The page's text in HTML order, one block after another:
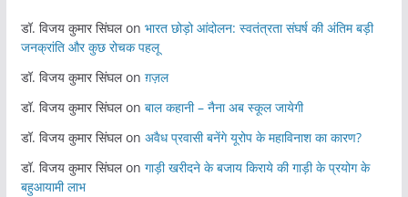
डॉ. विजय कुमार सिंघलon भारत छोड़ो आंदोलन: स्वतंत्रता संघर्ष की अंतिम बड़ी
जनक्रांति और कुछ रोचक पहलू
डॉ. विजय कुमार सिंघलon ग़ज़ल
डॉ. विजय कुमार सिंघलon बाल कहानी – नैना अब स्कूल जायेगी
डॉ. विजय कुमार सिंघलon अवैध प्रवासी बनेंगे यूरोप के महाविनाश का कारण?
डॉ. विजय कुमार सिंघलon गाड़ी खरीदने के बजाय किराये की गाड़ी के प्रयोग के
बहुआयामी लाभ